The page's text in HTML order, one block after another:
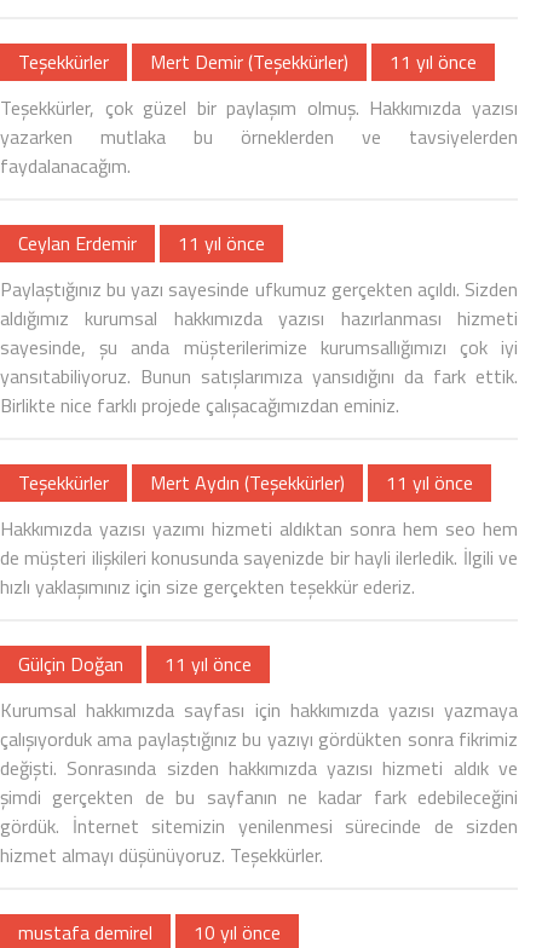
Teşekkürler Mert Demir (Teşekkürler)
11 yıl önce
Teşekkürler, çok güzel bir paylaşım olmuş. Hakkımızda yazısı
yazarken mutlaka bu örneklerden ve tavsiyelerden
faydalanacağım.
Ceylan Erdemir
11 yıl önce
Paylaştığınız bu yazı sayesinde ufkumuz gerçekten açıldı. Sizden
aldığımız kurumsal hakkımızda yazısı hazırlanması hizmeti
sayesinde, şu anda müşterilerimize kurumsallığımızı çok iyi
yansıtabiliyoruz. Bunun satışlarımıza yansıdığını da fark ettik.
Birlikte nice farklı projede çalışacağımızdan eminiz.
Teşekkürler Mert Aydın (Teşekkürler)
11 yıl önce
Hakkımızda yazısı yazımı hizmeti aldıktan sonra hem seo hem
de müşteri ilişkileri konusunda sayenizde bir hayli ilerledik. İlgili ve
hızlı yaklaşımınız için size gerçekten teşekkür ederiz.
Gülçin Doğan
11 yıl önce
Kurumsal hakkımızda sayfası için hakkımızda yazısı yazmaya
çalışıyorduk ama paylaştığınız bu yazıyı gördükten sonra fikrimiz
değişti. Sonrasında sizden hakkımızda yazısı hizmeti aldık ve
şimdi gerçekten de bu sayfanın ne kadar fark edebileceğini
gördük. İnternet sitemizin yenilenmesi sürecinde de sizden
hizmet almayı düşünüyoruz. Teşekkürler.
mustafa demirel
10 yıl önce